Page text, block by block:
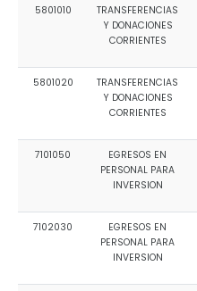
5801010
TRANSFERENCIAS
Y DONACIONES
CORRIENTES
5801020
TRANSFERENCIAS
Y DONACIONES
CORRIENTES
7101050
EGRESOS EN
PERSONAL PARA
INVERSION
7102030
EGRESOS EN
PERSONAL PARA
INVERSION